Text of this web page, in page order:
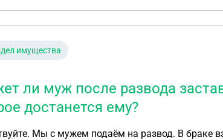
имущества
ли муж после развода
достанется ему?
Мы с мужем подаём на развод. В браке